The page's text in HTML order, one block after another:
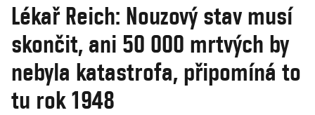
Lékař Reich: Nouzový stav musí
skončit, ani 50 000 mrtvých by
nebyla katastrofa, připomíná to
tu rok 1948